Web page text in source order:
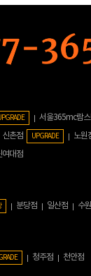
서울365mc람스
신촌점 UPGRADE 노원
여대점
분당점 일산점 수
청주점 천안점